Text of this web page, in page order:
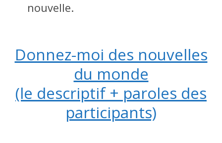
nouvelle.
Donnez-moi des nouvelles
du monde
(le descriptif + paroles des
participants)